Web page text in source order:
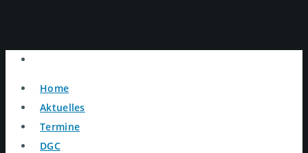
Home
Aktuelles
Termine
DGC